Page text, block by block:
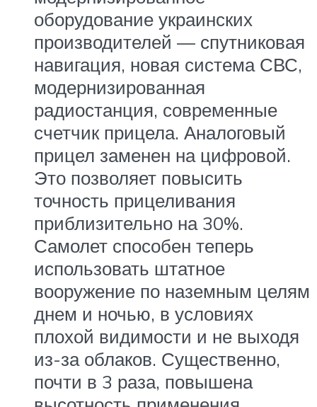
оборудование украинских
производителей — спутниковая
навигация, новая система СВС,
модернизированная
радиостанция, современные
счетчик прицела. Аналоговый
прицел заменен на цифровой.
Это позволяет повысить
точность прицеливания
приблизительно на 30%.
Самолет способен теперь
использовать штатное
вооружение по наземным целям
днем и ночью, в условиях
плохой видимости и не выходя
из-за облаков. Существенно,
почти в 3 раза, повышена